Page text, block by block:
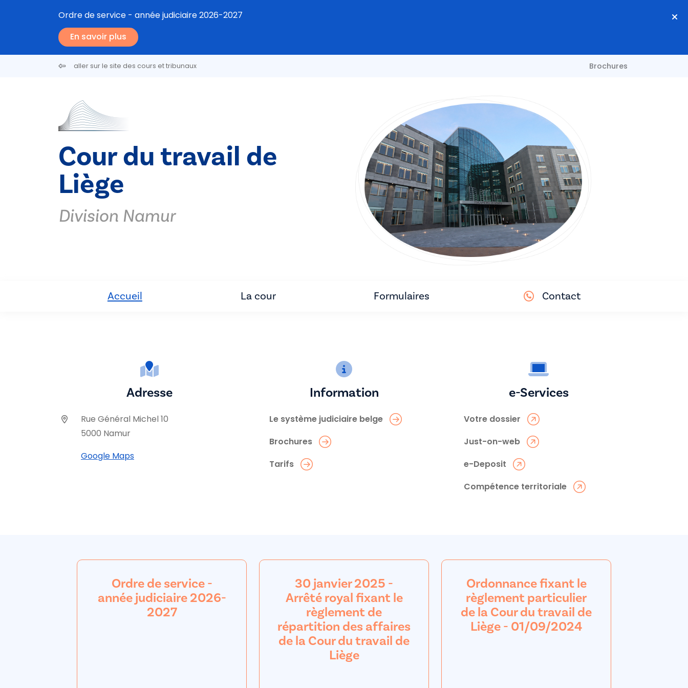
Ordre de service - année judiciaire 2026-2027
En savoir plus
aller sur le site des cours et tribunaux Brochures
Cour du travail de
Liège
Division Namur
Accueil La cour Formulaires Contact
Adresse
Rue Général Michel 10
5000 Namur
Google Maps
Information
Le système judiciaire belge
Brochures
Tarifs
e-Services
Votre dossier
Just-on-web
e-Deposit
Compétence territoriale
Ordre de service -
année judiciaire 2026-
2027
30 janvier 2025 -
Arrêté royal fixant le
règlement de
répartition des affaires
de la Cour du travail de
Liège
Ordonnance fixant le
règlement particulier
de la Cour du travail de
Liège - 01/09/2024